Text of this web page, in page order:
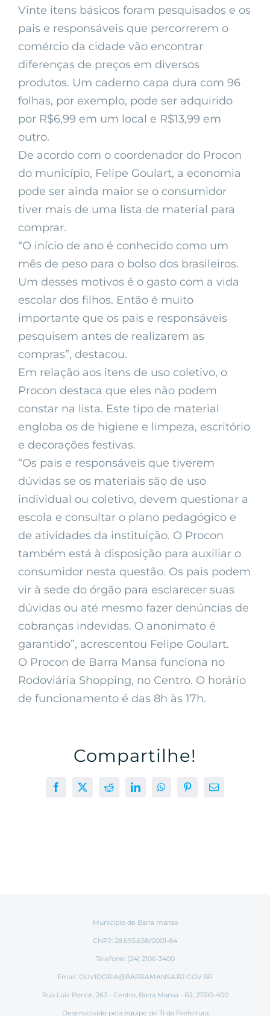
Vinte itens básicos foram pesquisados e os
pais e responsáveis que percorrerem o
comércio da cidade vão encontrar
diferenças de preços em diversos
produtos. Um caderno capa dura com 96
folhas, por exemplo, pode ser adquirido
por R$6,99 em um local e R$13,99 em
outro.
De acordo com o coordenador do Procon
do município, Felipe Goulart, a economia
pode ser ainda maior se o consumidor
tiver mais de uma lista de material para
comprar.
“O início de ano é conhecido como um
mês de peso para o bolso dos brasileiros.
Um desses motivos é o gasto com a vida
escolar dos filhos. Então é muito
importante que os pais e responsáveis
pesquisem antes de realizarem as
compras”, destacou.
Em relação aos itens de uso coletivo, o
Procon destaca que eles não podem
constar na lista. Este tipo de material
engloba os de higiene e limpeza, escritório
e decorações festivas.
“Os pais e responsáveis que tiverem
dúvidas se os materiais são de uso
individual ou coletivo, devem questionar a
escola e consultar o plano pedagógico e
de atividades da instituição. O Procon
também está à disposição para auxiliar o
consumidor nesta questão. Os pais podem
vir à sede do órgão para esclarecer suas
dúvidas ou até mesmo fazer denúncias de
cobranças indevidas. O anonimato é
garantido”, acrescentou Felipe Goulart.
O Procon de Barra Mansa funciona no
Rodoviária Shopping, no Centro. O horário
de funcionamento é das 8h às 17h.
Compartilhe!
Facebook
X RedditLinkedInWhatsAppPinterest
E-
Município de Barra mansa
CNPJ: 28.695.658/0001-84
Telefone: (24) 2106-3400
Email: OUVIDORIA@BARRAMANSA.RJ.GOV.BR
Rua Luiz Ponce, 263 - Centro, Barra Mansa - RJ, 27310-400
Desenvolvido pela equipe de TI da Prefeitura